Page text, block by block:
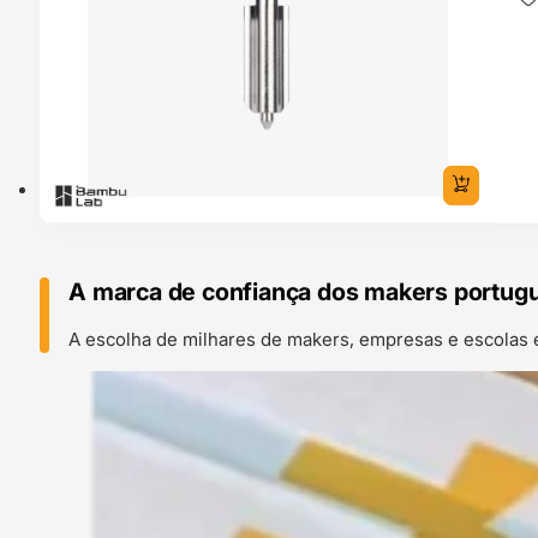
A marca de confiança dos makers
A escolha de milhares de makers, empresas e escolas